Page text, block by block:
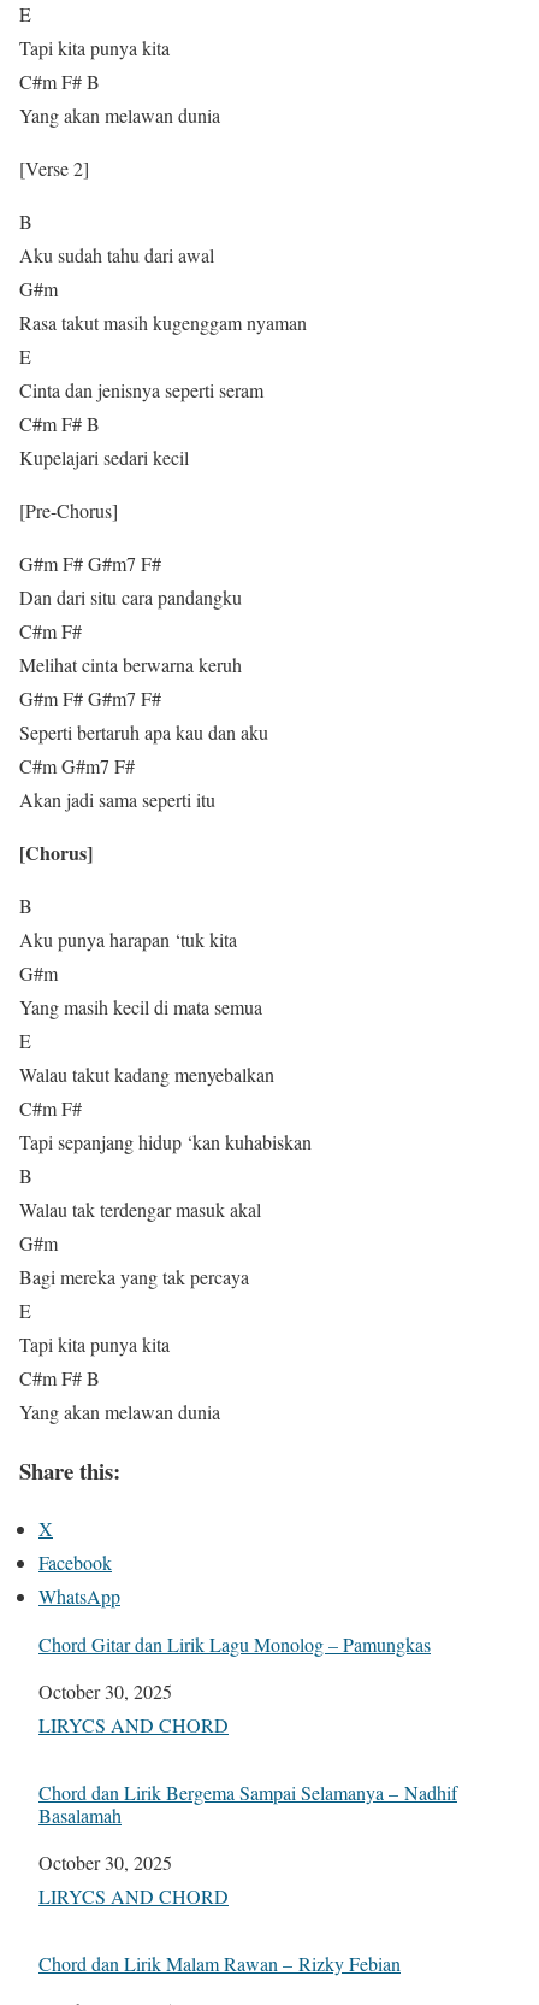
E
Tapi kita punya kita
C#m F# B
Yang akan melawan dunia
[Verse 2]
B
Aku sudah tahu dari awal
G#m
Rasa takut masih kugenggam nyaman
E
Cinta dan jenisnya seperti seram
C#m F# B
Kupelajari sedari kecil
[Pre-Chorus]
G#m F# G#m7 F#
Dan dari situ cara pandangku
C#m F#
Melihat cinta berwarna keruh
G#m F# G#m7 F#
Seperti bertaruh apa kau dan aku
C#m G#m7 F#
Akan jadi sama seperti itu
[Chorus]
B
Aku punya harapan ‘tuk kita
G#m
Yang masih kecil di mata semua
E
Walau takut kadang menyebalkan
C#m F#
Tapi sepanjang hidup ‘kan kuhabiskan
B
Walau tak terdengar masuk akal
G#m
Bagi mereka yang tak percaya
E
Tapi kita punya kita
C#m F# B
Yang akan melawan dunia
Share this:
X
Facebook
WhatsApp
Chord Gitar dan Lirik Lagu Monolog – Pamungkas
Date
October 30, 2025
In relation to
LIRYCS AND CHORD
Chord dan Lirik Bergema Sampai Selamanya – Nadhif
Basalamah
Date
October 30, 2025
In relation to
LIRYCS AND CHORD
Chord dan Lirik Malam Rawan – Rizky Febian